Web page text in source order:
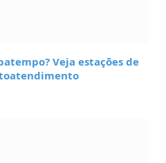
Veja estações de